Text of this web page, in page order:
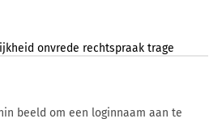
onvrede rechtspraak trage
beeld om een loginnaam aan te